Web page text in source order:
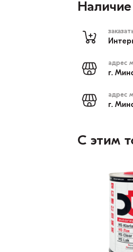
адрес
г.
адрес
г.
С этим